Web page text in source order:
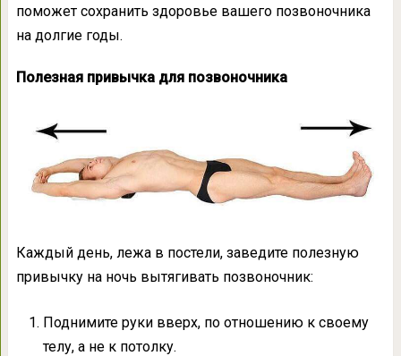
поможет сохранить здоровье вашего позвоночника
на долгие годы.
Полезная привычка для позвоночника
Каждый день, лежа в постели, заведите полезную
привычку на ночь вытягивать позвоночник:
Поднимите руки вверх, по отношению к своему
телу, а не к потолку.